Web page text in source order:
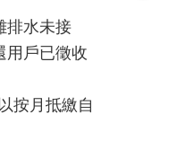
排水未接
用戶已徵收
按月抵繳自